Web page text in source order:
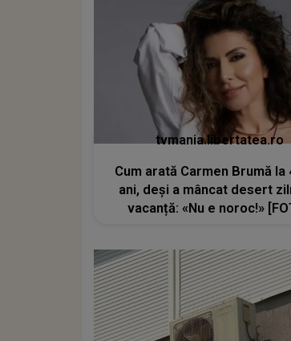
tvmania.libertatea.ro
Cum arată Carmen Brumă la
ani, deși a mâncat desert
vacanță: «Nu e noroc!»